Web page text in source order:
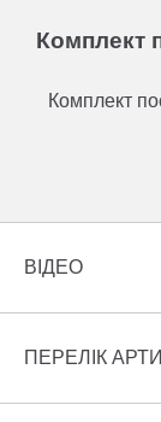
Комплект
Комплект
ВІДЕО
ПЕРЕЛІК